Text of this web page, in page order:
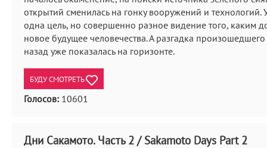
открытий сменилась на гонку вооружений и технологий.
одна цель, но совершенно разное видение того, каким
новое будущее человечества. А разгадка произошедшего
назад уже показалась на горизонте.
БУДУ СМОТРЕТЬ
Голосов: 10601
Дни Сакамото. Часть 2 / Sakamoto Days Part 2